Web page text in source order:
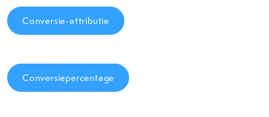
Conversie-attributie
Conversiepercentage